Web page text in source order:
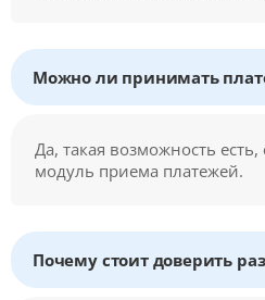
Можно ли принимать
Да, такая возможность
модуль приема платежей.
Почему стоит доверить